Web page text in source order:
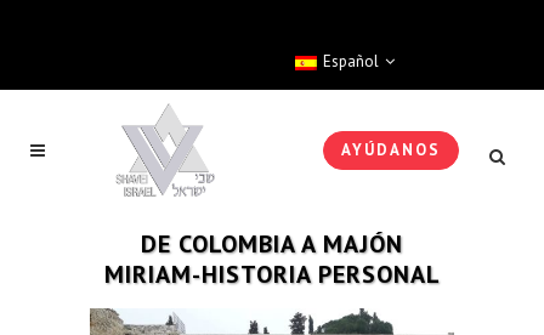
Español
AYÚDANOS
DE COLOMBIA A MAJÓN
MIRIAM-HISTORIA PERSONAL